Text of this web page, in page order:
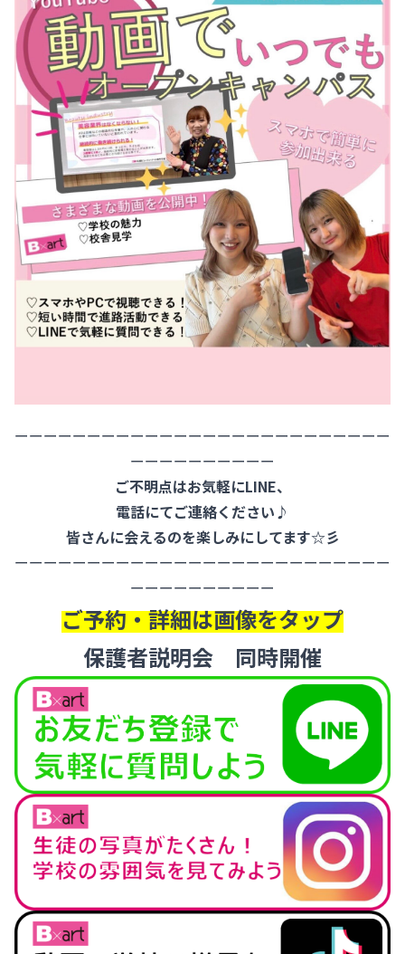
ーーーーーーーーーーーーーーーーーーーーーーーーーー
ーーーーーーーーーー
ご不明点はお気軽にLINE、
電話にてご連絡ください♪
皆さんに会えるのを楽しみにしてます☆彡
ーーーーーーーーーーーーーーーーーーーーーーーーーー
ーーーーーーーーーー
ご予約・詳細は画像をタップ
保護者説明会 同時開催